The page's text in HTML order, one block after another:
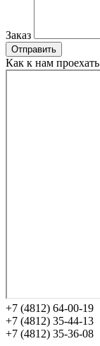
Заказ
Отправить
Как к нам проехать
+7 (4812) 64-00-19
+7 (4812) 35-44-13
+7 (4812) 35-36-08